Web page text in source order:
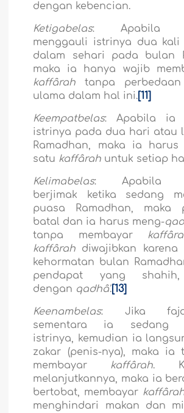
dengan kebencian.
Ketigabelas: Apabila
menggauli istrinya dua
dalam sehari pada bulan
maka ia hanya wajib
kaffârah tanpa
ulama dalam hal ini. [11]
Keempatbelas: Apabila ia
istrinya pada dua hari atau
Ramadhan, maka ia harus
satu kaffârah untuk setiap
Kelimabelas: Apabila
berjimak ketika sedang
puasa Ramadhan, maka
batal dan ia harus meng-
tanpa membayar
kaffârah diwajibkan karena
kehormatan bulan
pendapat yang
dengan qadhâ'. [13]
Keenambelas: Jika
sementara ia sedang
istrinya, kemudian ia
zakar (penis-nya), maka ia
membayar kaffârah.
melanjutkannya, maka ia
bertobat, membayar
menghindari makan dan